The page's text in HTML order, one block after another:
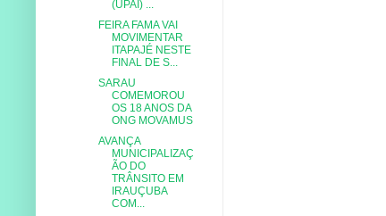
(UPAI) ...
FEIRA FAMA VAI
MOVIMENTAR
ITAPAJÉ NESTE
FINAL DE S...
SARAU
COMEMOROU
OS 18 ANOS DA
ONG MOVAMUS
AVANÇA
MUNICIPALIZAÇ
ÃO DO
TRÂNSITO EM
IRAUÇUBA
COM...